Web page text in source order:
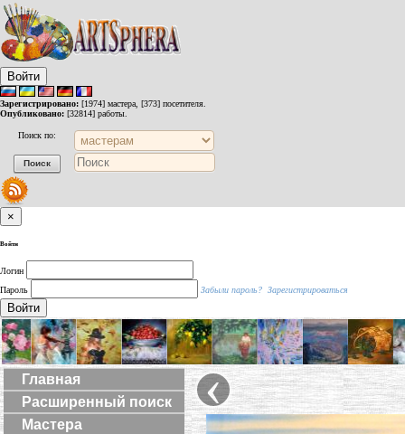
Войти
Зарегистрировано: [1974] мастера, [373] посетителя.
Опубликовано: [32814] работы.
Поиск по:
×
Войти
Логин
Пароль
Забыли пароль? Зарегистрироваться
Войти
Главная
Расширенный поиск
Мастера
‹